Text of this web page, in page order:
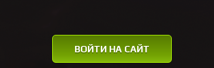
ВОЙТИ НА САЙТ